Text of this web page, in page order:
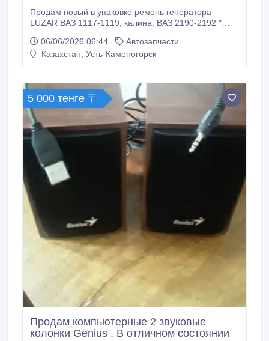
Продам новый в упаковке ремень генератора
LUZAR ВАЗ 1117-1119, калина, ВАЗ 2190-2192 "
запасный..
06/06/2026 06:44
Автозапчасти
Казахстан, Усть-Каменогорск
5 000 тенге 〒
Продам компьютерные 2 звуковые
колонки Genius . В отличном состоянии